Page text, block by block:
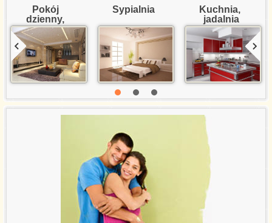
Pokój
dzienny,
salon
Sypialnia
Kuchnia,
jadalnia